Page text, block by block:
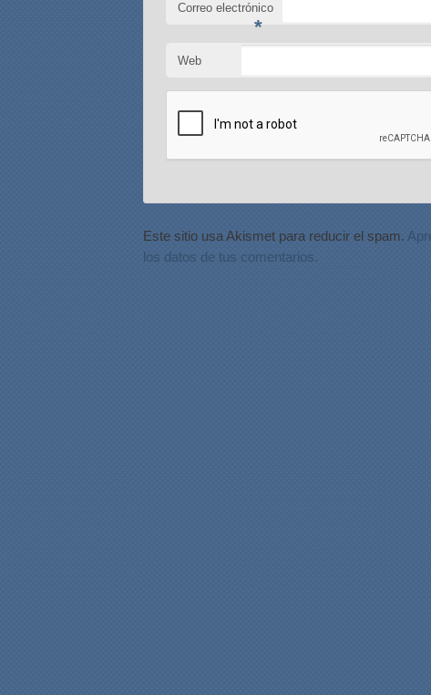
Correo electrónico
*
Web
Este sitio usa Akismet para reducir el spam.
los datos de tus comentarios.